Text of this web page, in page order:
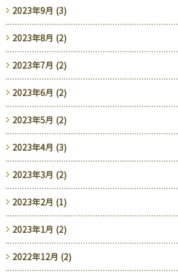
2023年9月 (3)
2023年8月 (2)
2023年7月 (2)
2023年6月 (2)
2023年5月 (2)
2023年4月 (3)
2023年3月 (2)
2023年2月 (1)
2023年1月 (2)
2022年12月 (2)